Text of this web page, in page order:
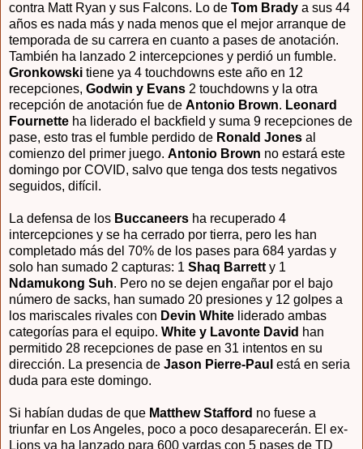
contra Matt Ryan y sus Falcons. Lo de Tom Brady a sus 44
años es nada más y nada menos que el mejor arranque de
temporada de su carrera en cuanto a pases de anotación.
También ha lanzado 2 intercepciones y perdió un fumble.
Gronkowski tiene ya 4 touchdowns este año en 12
recepciones, Godwin y Evans 2 touchdowns y la otra
recepción de anotación fue de Antonio Brown. Leonard
Fournette ha liderado el backfield y suma 9 recepciones de
pase, esto tras el fumble perdido de Ronald Jones al
comienzo del primer juego. Antonio Brown no estará este
domingo por COVID, salvo que tenga dos tests negativos
seguidos, difícil.
La defensa de los Buccaneers ha recuperado 4
intercepciones y se ha cerrado por tierra, pero les han
completado más del 70% de los pases para 684 yardas y
solo han sumado 2 capturas: 1 Shaq Barrett y 1
Ndamukong Suh. Pero no se dejen engañar por el bajo
número de sacks, han sumado 20 presiones y 12 golpes a
los mariscales rivales con Devin White liderado ambas
categorías para el equipo. White y Lavonte David han
permitido 28 recepciones de pase en 31 intentos en su
dirección. La presencia de Jason Pierre-Paul está en seria
duda para este domingo.
Si habían dudas de que Matthew Stafford no fuese a
triunfar en Los Angeles, poco a poco desaparecerán. El ex-
Lions ya ha lanzado para 600 yardas con 5 pases de TD